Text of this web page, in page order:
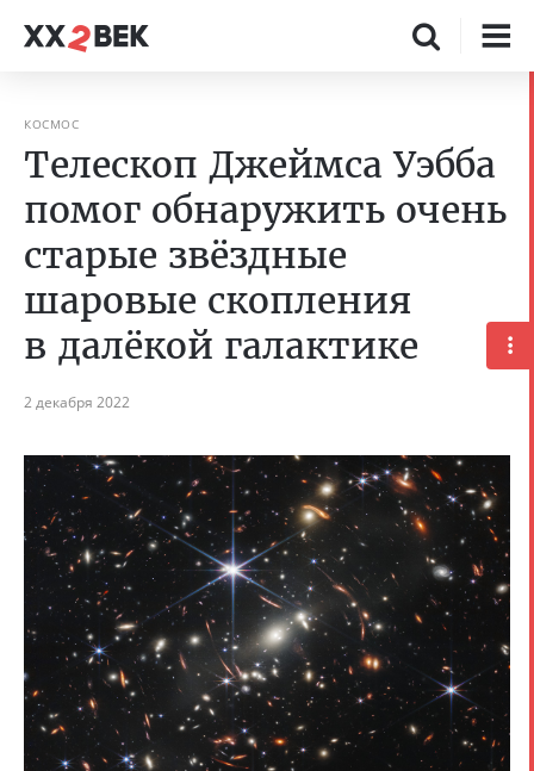
КОСМОС
Телескоп Джеймса Уэбба
помог обнаружить очень
старые звёздные
шаровые скопления
в далёкой галактике
2 декабря 2022